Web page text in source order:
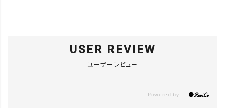
USER REVIEW
ユーザーレビュー